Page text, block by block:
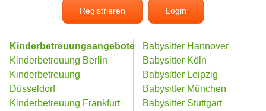
Registrieren Login
Kinderbetreuungsangebote
Kinderbetreuung Berlin
Kinderbetreuung
Düsseldorf
Kinderbetreuung Frankfurt
Babysitter Hannover
Babysitter Köln
Babysitter Leipzig
Babysitter München
Babysitter Stuttgart